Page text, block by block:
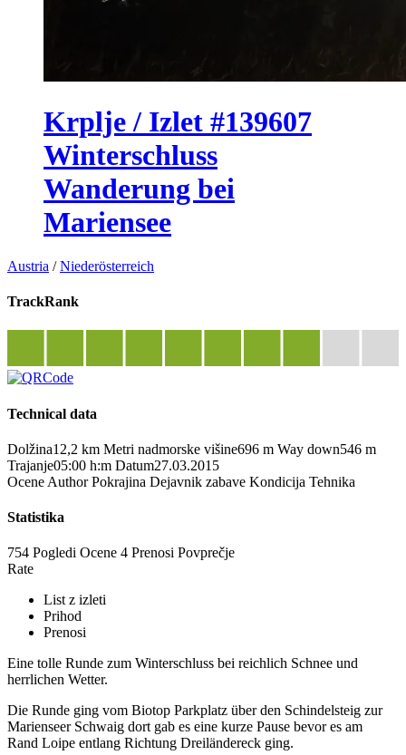
Krplje / Izlet #139607
Winterschluss
Wanderung bei
Mariensee
Austria /Niederösterreich
TrackRank
Technical data
Dolžina12,2 km Metri nadmorske višine696 m Way down546 m
Trajanje05:00 h:m Datum27.03.2015
Ocene Author Pokrajina Dejavnik zabave Kondicija Tehnika
Statistika
754 Pogledi Ocene 4 Prenosi Povprečje
Rate
List z izleti
Prihod
Prenosi
Eine tolle Runde zum Winterschluss bei reichlich Schnee und
herrlichen Wetter.
Die Runde ging vom Biotop Parkplatz über den Schindelsteig zur
Marienseer Schwaig dort gab es eine kurze Pause bevor es am
Rand Loipe entlang Richtung Dreiländereck ging.